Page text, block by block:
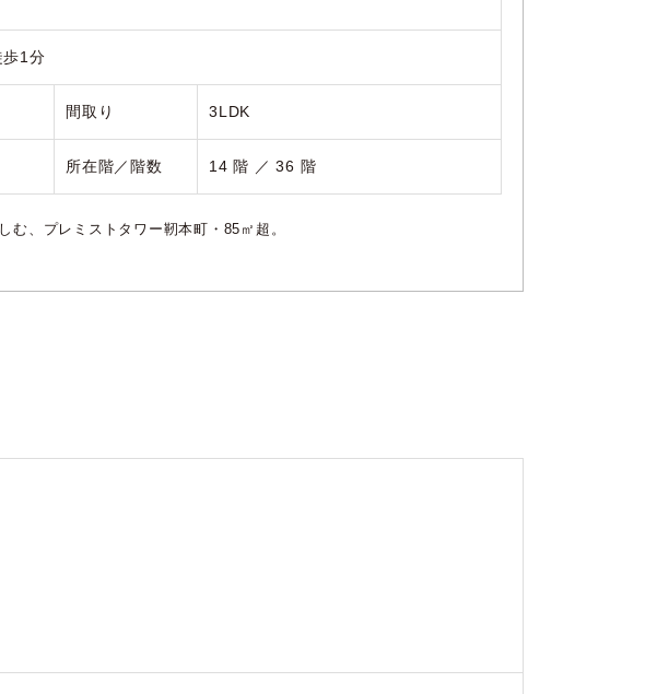
1分
間取り 3LDK
所在階／階数 14 階 ／ 36 階
、プレミストタワー靭本町・85㎡超。